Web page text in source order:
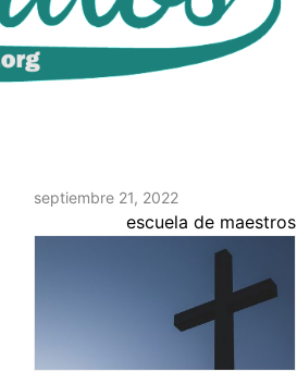
septiembre 21, 2022
escuela de maestros